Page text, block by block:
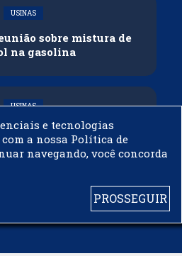
USINAS
sobre mistura de
na gasolina
USINAS
de biodiesel
e tecnologias
a nossa Política de
navegando, você concorda
PROSSEGUIR